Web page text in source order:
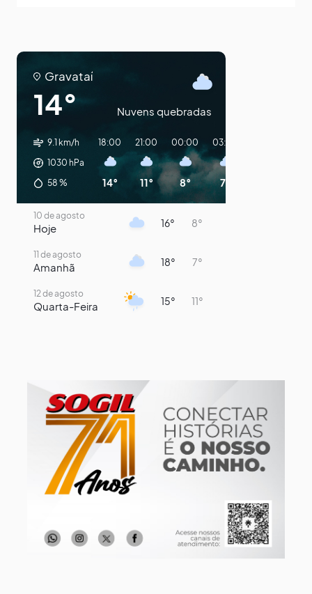
Gravataí
14° Nuvens quebradas
9.1 km/h
1030 hPa
58 %
18:00
14°
21:00
11°
00:00
8°
03:00
7°
10 de agosto
Hoje 16° 8°
11 de agosto
Amanhã 18° 7°
12 de agosto
Quarta-Feira 15° 11°
15 de agosto
Sábado 21° 17°
16 de agosto
Domingo 23° 17°